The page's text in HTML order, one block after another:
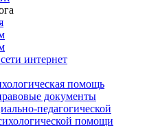
интернет
помощь
документы
педагогической
помощи